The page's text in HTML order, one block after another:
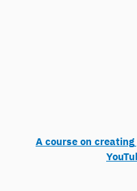
دورة إنشاء قنوات اليوتيوب وتفعيل الارباح A course on creating